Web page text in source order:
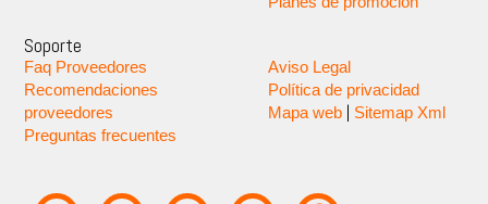
Soporte
Faq Proveedores
Recomendaciones
proveedores
Preguntas frecuentes
Aviso Legal
Política de privacidad
Mapa web | Sitemap Xml